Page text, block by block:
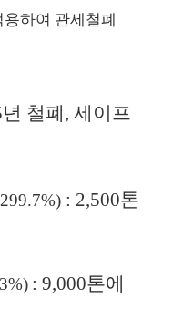
하여 관세철폐
년 철폐, 세이프
: 2,500톤
: 9,000톤에